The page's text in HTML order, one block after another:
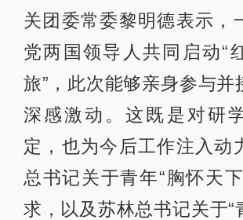
关团委常委黎明德表示，
党两国领导人共同启动“
旅”，此次能够亲身参与并
深感激动。这既是对研
定，也为今后工作注入动
总书记关于青年“胸怀天
求，以及苏林总书记关于“